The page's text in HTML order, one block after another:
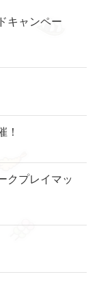
キャンペー
！
クプレイマッ